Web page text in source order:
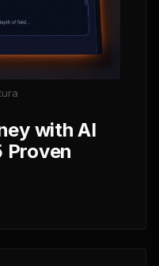
with AI
Proven